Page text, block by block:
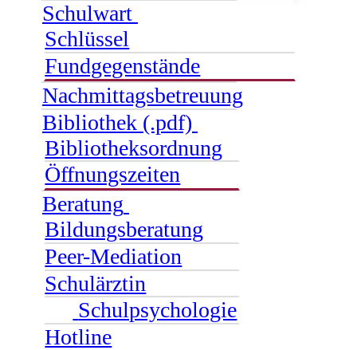
Schulwart
Schlüssel
Fundgegenstände
Nachmittagsbetreuung
Bibliothek (.pdf)
Bibliotheksordnung
Öffnungszeiten
Beratung
Bildungsberatung
Peer-Mediation
Schulärztin
Schulpsychologie
Hotline